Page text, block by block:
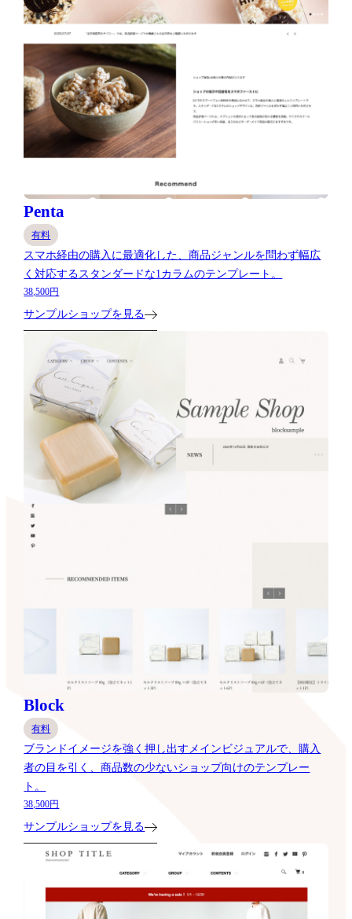
Penta
有料
スマホ経由の購入に最適化した、商品ジャンルを問わず幅広
く対応するスタンダードな1カラムのテンプレート。
38,500円
サンプルショップを見る
Block
有料
ブランドイメージを強く押し出すメインビジュアルで、購入
者の目を引く、商品数の少ないショップ向けのテンプレー
ト。
38,500円
サンプルショップを見る